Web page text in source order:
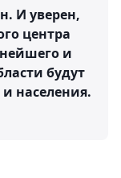
И уверен,
центра
и
будут
населения.